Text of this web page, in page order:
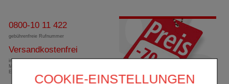
COOKIE-EINSTELLUNGEN
0800-10 11 422
gebührenfreie Rufnummer
Versandkostenfrei
innerhalb Deutschlands bei einem
Mindestbestellwert von 13,99 Euro oder bei
Einsendung eines Kassenrezeptes